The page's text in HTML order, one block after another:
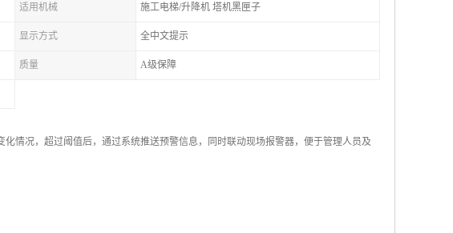
适用机械 施工电梯/升降机 塔机黑匣子
显示方式 全中文提示
质量 A级保障
情况，超过阈值后，通过系统推送预警信息，同时联动现场报警器，便于管理人员及